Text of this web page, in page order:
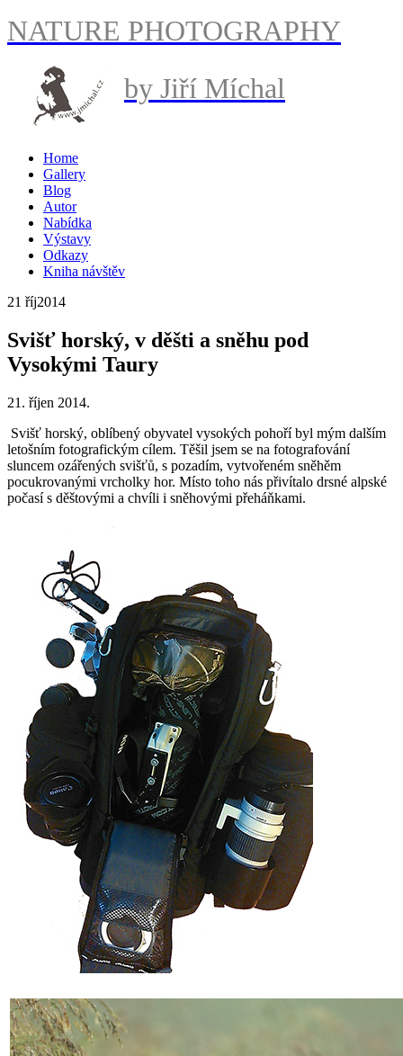
NATURE PHOTOGRAPHY
by Jiří Míchal
Home
Gallery
Blog
Autor
Nabídka
Výstavy
Odkazy
Kniha návštěv
21 říj2014
Svišť horský, v děšti a sněhu pod
Vysokými Taury
21. říjen 2014.
Svišť horský, oblíbený obyvatel vysokých pohoří byl mým dalším
letošním fotografickým cílem. Těšil jsem se na fotografování
sluncem ozářených svišťů, s pozadím, vytvořeném sněhěm
pocukrovanými vrcholky hor. Místo toho nás přivítalo drsné alpské
počasí s děštovými a chvíli i sněhovými přeháňkami.